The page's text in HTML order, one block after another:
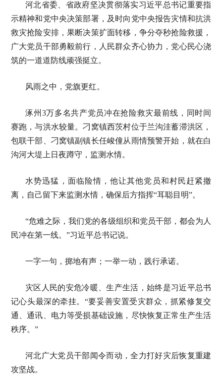
河北省委、省政府坚决贯彻落实习近平总书记重要指
示精神和党中央决策部署，及时向党中央报告灾情和抗洪
救灾抢险安排，果断决策扩面转移，争分夺秒抢险救援，
广大党员干部勇毅前行，人民群众齐心协力，党心民心浇
筑的一道道防线顽强挺立。
风雨之中，党旗更红。
涿州3万多名共产党员冲在抢险救灾最前线，同时间
赛跑，与洪水较量。刁窝镇西茨村位于兰沟洼蓄滞洪区，
包联干部、刁窝镇副镇长任峻僮从雨情预警开始，就在白
沟河大堤上日夜蹲守，监测水情。
水势迅猛，面临险情，他让其他党员和村民赶紧撤
离，自己留下来监测水情，确保后方指挥“耳聪目明”。
“危难之际，我们党的各级组织和党员干部，都会为人
民冲在第一线。”习近平总书记说。
一字一句，掷地有声；一举一动，践行承诺。
灾区人民的安危冷暖、生产生活，始终是习近平总书
记心头最深的牵挂。“要妥善安置受灾群众，抓紧修复交
通、通讯、电力等受损基础设施，尽快恢复正常生产生活
秩序。”
河北广大党员干部闻令而动，全力打好灾后恢复重建
攻坚战。